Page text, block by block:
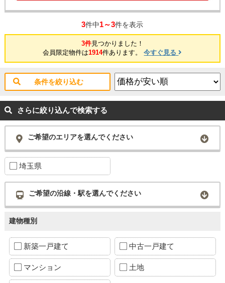
3件中1～3件を表示
3件見つかりました！
会員限定物件は1914件あります。今すぐ見る
条件を絞り込む
さらに絞り込んで検索する
ご希望のエリアを選んでください
埼玉県
ご希望の沿線・駅を選んでください
建物種別
新築一戸建て 中古一戸建て
マンション 土地